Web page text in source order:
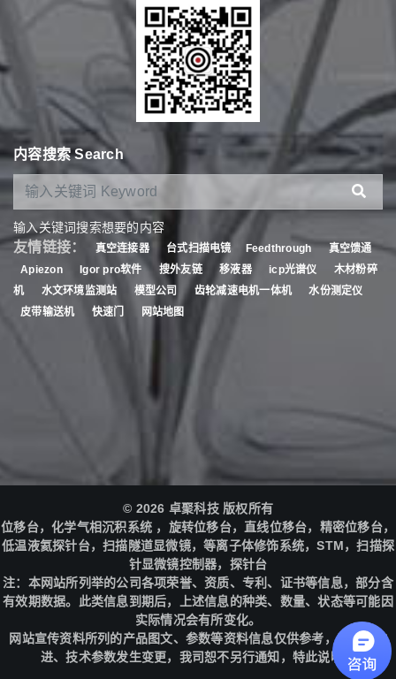
内容搜索 Search
输入关键词搜索想要的内容
友情链接： 真空连接器 台式扫描电镜 Feedthrough
真空馈通
Apiezon
Igor pro软件 搜外友链 移液器 icp光谱仪
木材粉碎
机
水文环境监测站 模型公司 齿轮减速电机一体机
水份测定仪
皮带输送机
快速门 网站地图
© 2026 卓聚科技 版权所有
位移台，化学气相沉积系统 ，旋转位移台，直线位移台，精密位移台，
低温液氦探针台，扫描隧道显微镜，等离子体修饰系统，STM，扫描探
针显微镜控制器，探针台
注：本网站所列举的公司各项荣誉、资质、专利、证书等信息，部分含
有效期数据。此类信息到期后，上述信息的种类、数量、状态等可能因
实际情况会有所变化。
网站宣传资料所列的产品图文、参数等资料信息仅供参考，产品因改
进、技术参数发生变更，我司恕不另行通知，特此说明！